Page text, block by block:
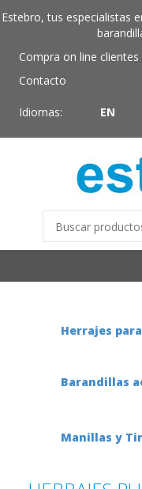
Estebro, tus especialistas
Compra on line clientes
Contacto
Idiomas: EN
Herrajes
Barandillas
Manillas y